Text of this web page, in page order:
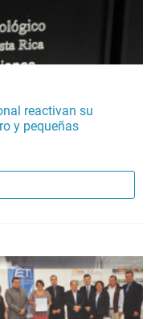
reactivan su
y pequeñas